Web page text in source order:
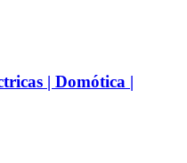
| Domótica |